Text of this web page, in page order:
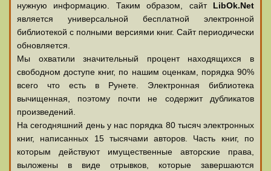
нужную информацию. Таким образом, сайт LibOk.Net
является универсальной бесплатной электронной
библиотекой с полными версиями книг. Сайт периодически
обновляется.
Мы охватили значительный процент находящихся в
свободном доступе книг, по нашим оценкам, порядка 90%
всего что есть в Рунете. Электронная библиотека
вычищенная, поэтому почти не содержит дубликатов
произведений.
На сегодняшний день у нас порядка 80 тысяч электронных
книг, написанных 15 тысячами авторов. Часть книг, по
которым действуют имущественные авторские права,
выложены в виде отрывков, которые завершаются